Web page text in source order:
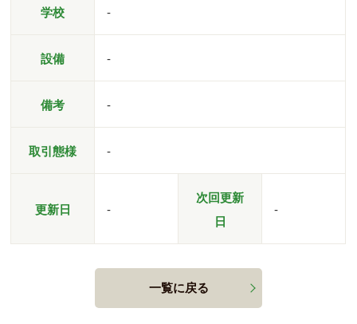
学校 -
設備 -
備考 -
取引態様 -
更新日 -
次回更新
日
-
一覧に戻る